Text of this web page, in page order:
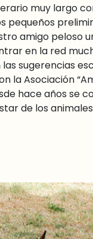
muy largo
pequeños
amigo peloso
en la red
sugerencias
la Asociación
hace años se
de los